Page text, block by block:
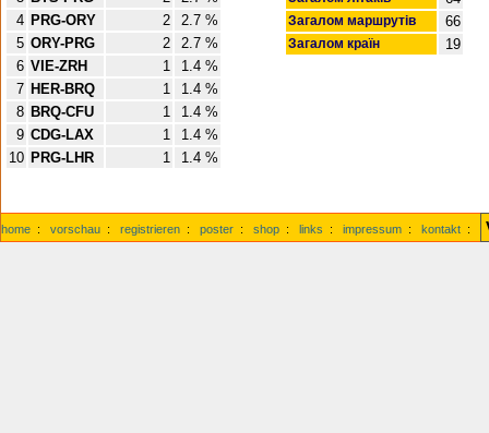
4 PRG-ORY 2
2.7 %
5 ORY-PRG 2
2.7 %
6 VIE-ZRH 1
1.4 %
7 HER-BRQ 1
1.4 %
8 BRQ-CFU 1
1.4 %
9 CDG-LAX 1
1.4 %
10 PRG-LHR 1 1.4 %
Загалом маршрутів 66
Загалом країн 19
home : vorschau : registrieren : poster : shop : links : impressum : kontakt :